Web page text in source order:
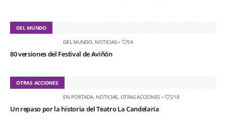
DEL MUNDO
DEL MUNDO, NOTICIAS• 54
80 versiones del Festival de Aviñón
OTRAS ACCIONES
EN PORTADA, NOTICIAS OTRAS ACCIONES • 218
Un repaso por la historia del Teatro La Candelaria